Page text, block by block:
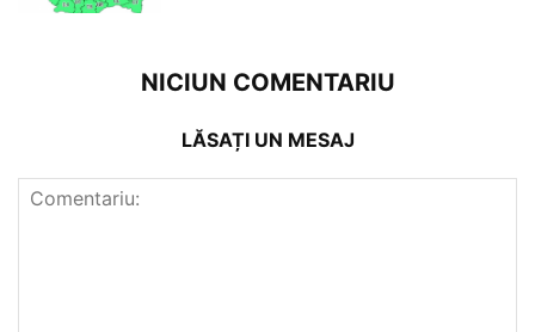
NICIUN COMENTARIU
LĂSAȚI UN MESAJ